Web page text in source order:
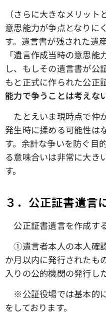
（さらに大きなメリッ
意思能力が争点となりに
す。遺言書が残された遺
「遺言作成当時の意思
し、もしその遺言書が公
もと正式に作られた公正
能力で争うことは考えな
たとえいま現時点で仲
発生時に揉める可能性は
す。余計な争いを防ぐ目
る意味合いは非常に大き
す。
３．公正証書遺言
公正証書遺言を作成す
①遺言者本人の本人確
か月以内に発行されたも
入りの公的機関の発行し
※公証役場では基本的
をしております。